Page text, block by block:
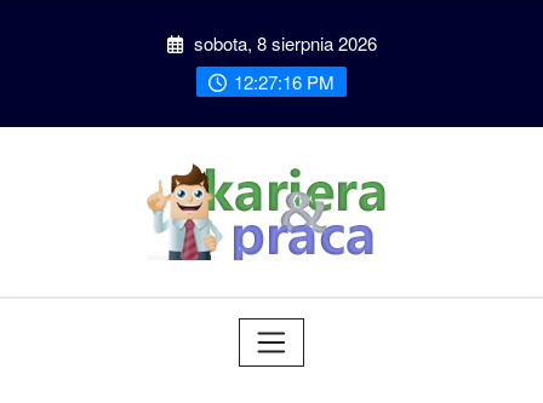
sobota, 8 sierpnia 2026
12:27:17 PM